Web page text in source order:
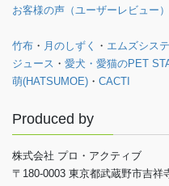
お客様の声（ユーザーレビュー）
竹布 ・ 月のしずく ・ エムズシス
ジュース ・ 愛犬・愛猫のPET
萌(HATSUMOE) ・ CACTI
Produced by
株式会社 プロ・アクティブ
〒180-0003 東京都武蔵野市吉祥